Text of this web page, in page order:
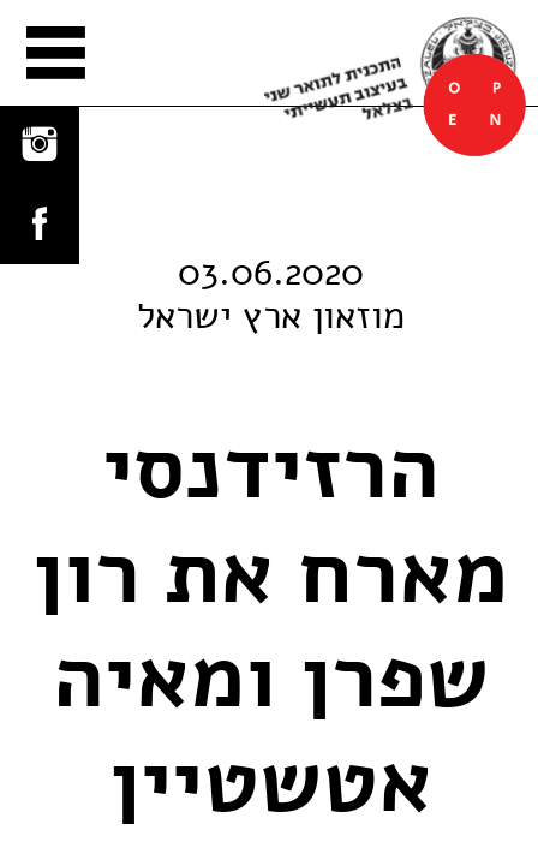
03.06.2020
מוזאון ארץ ישראל
הרזידנסי
מארח את רון
שפרן ומאיה
אטשטיין